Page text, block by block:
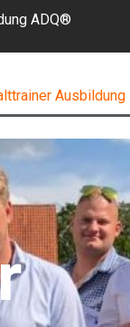
ADQ®
Ausbildung